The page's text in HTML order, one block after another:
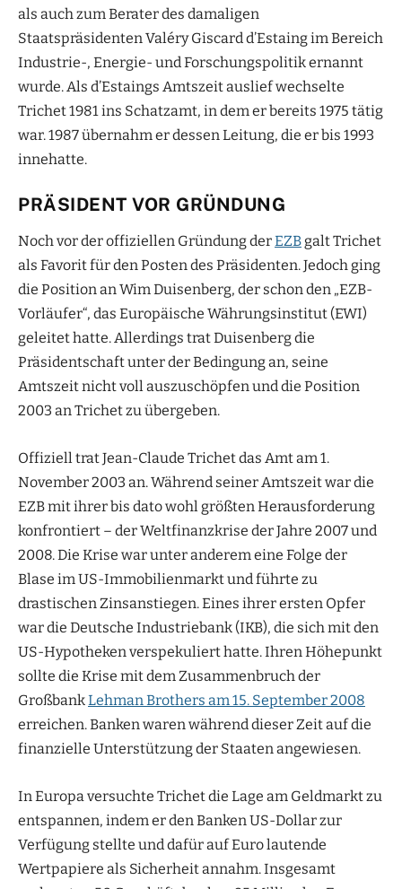
als auch zum Berater des damaligen
Staatspräsidenten Valéry Giscard d’Estaing im Bereich
Industrie-, Energie- und Forschungspolitik ernannt
wurde. Als d’Estaings Amtszeit auslief wechselte
Trichet 1981 ins Schatzamt, in dem er bereits 1975 tätig
war. 1987 übernahm er dessen Leitung, die er bis 1993
innehatte.
PRÄSIDENT VOR GRÜNDUNG
Noch vor der offiziellen Gründung derEZBgalt Trichet
als Favorit für den Posten des Präsidenten. Jedoch ging
die Position an Wim Duisenberg, der schon den „EZB-
Vorläufer“, das Europäische Währungsinstitut (EWI)
geleitet hatte. Allerdings trat Duisenberg die
Präsidentschaft unter der Bedingung an, seine
Amtszeit nicht voll auszuschöpfen und die Position
2003 an Trichet zu übergeben.
Offiziell trat Jean-Claude Trichet das Amt am 1.
November 2003 an. Während seiner Amtszeit war die
EZB mit ihrer bis dato wohl größten Herausforderung
konfrontiert – der Weltfinanzkrise der Jahre 2007 und
2008. Die Krise war unter anderem eine Folge der
Blase im US-Immobilienmarkt und führte zu
drastischen Zinsanstiegen. Eines ihrer ersten Opfer
war die Deutsche Industriebank (IKB), die sich mit den
US-Hypotheken verspekuliert hatte. Ihren Höhepunkt
sollte die Krise mit dem Zusammenbruch der
GroßbankLehman Brothers am 15. September 2008
erreichen. Banken waren während dieser Zeit auf die
finanzielle Unterstützung der Staaten angewiesen.
In Europa versuchte Trichet die Lage am Geldmarkt zu
entspannen, indem er den Banken US-Dollar zur
Verfügung stellte und dafür auf Euro lautende
Wertpapiere als Sicherheit annahm. Insgesamt